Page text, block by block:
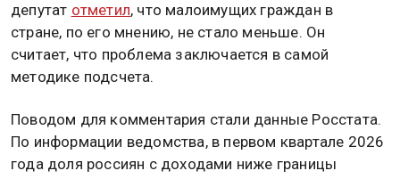
депутат отметил, что малоимущих граждан в
стране, по его мнению, не стало меньше. Он
считает, что проблема заключается в самой
методике подсчета.
Поводом для комментария стали данные Росстата.
По информации ведомства, в первом квартале 2026
года доля россиян с доходами ниже границы